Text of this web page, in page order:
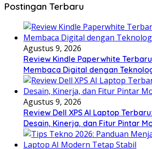
Postingan Terbaru
Agustus 9, 2026
Review Kindle Paperwhite
Membaca Digital dengan
Agustus 9, 2026
Review Dell XPS AI Laptop
Desain, Kinerja, dan Fitur Pintar